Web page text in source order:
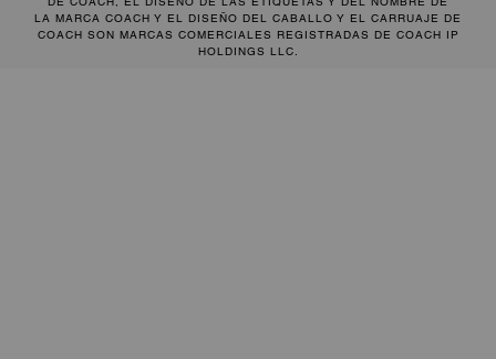
LA MARCA COACH Y EL DISEÑO DEL CABALLO Y EL CARRUAJE DE
COACH SON MARCAS COMERCIALES REGISTRADAS DE COACH IP
HOLDINGS LLC.